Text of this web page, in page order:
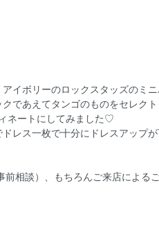
イボリーのロックスタッズのミニ
であえてタンゴのものをセレクト
ネートにしてみました♡
レス一枚で十分にドレスアップ
相談）、もちろんご来店による